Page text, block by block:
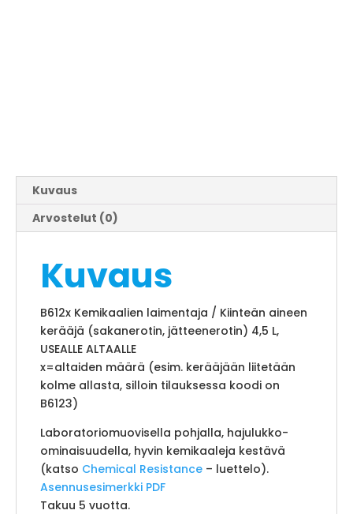
Kuvaus
Arvostelut (0)
Kuvaus
B612x Kemikaalien laimentaja / Kiinteän aineen
kerääjä (sakanerotin, jätteenerotin) 4,5 L,
USEALLE ALTAALLE
x=altaiden määrä (esim. kerääjään liitetään
kolme allasta, silloin tilauksessa koodi on
B6123)
Laboratoriomuovisella pohjalla, hajulukko-
ominaisuudella, hyvin kemikaaleja kestävä
(katso Chemical Resistance – luettelo).
Asennusesimerkki PDF
Takuu 5 vuotta.